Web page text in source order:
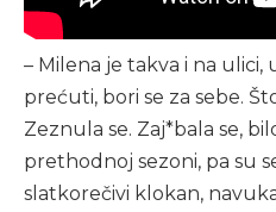
– Milena je takva i na ulici,
prećuti, bori se za sebe.
Zeznula se. Zaj*bala se,
prethodnoj sezoni, pa su
slatkorečivi klokan,